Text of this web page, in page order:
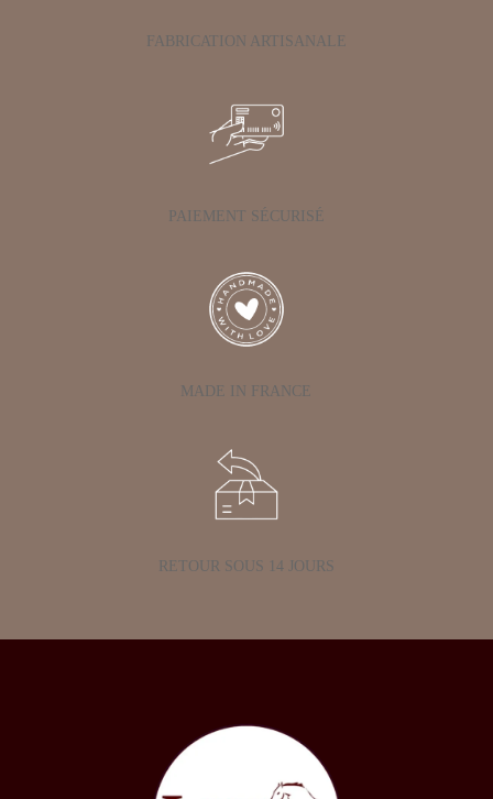
FABRICATION ARTISANALE
PAIEMENT SÉCURISÉ
MADE IN FRANCE
RETOUR SOUS 14 JOURS